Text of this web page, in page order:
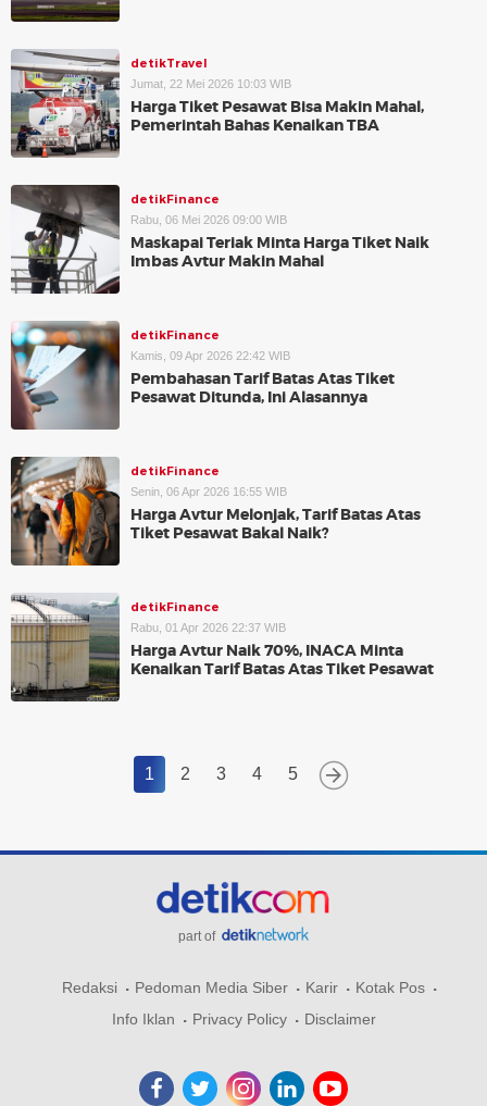
detikTravel
Jumat, 22 Mei 2026 10:03 WIB
Harga Tiket Pesawat Bisa Makin Mahal,
Pemerintah Bahas Kenaikan TBA
detikFinance
Rabu, 06 Mei 2026 09:00 WIB
Maskapai Teriak Minta Harga Tiket Naik
Imbas Avtur Makin Mahal
detikFinance
Kamis, 09 Apr 2026 22:42 WIB
Pembahasan Tarif Batas Atas Tiket
Pesawat Ditunda, Ini Alasannya
detikFinance
Senin, 06 Apr 2026 16:55 WIB
Harga Avtur Melonjak, Tarif Batas Atas
Tiket Pesawat Bakal Naik?
detikFinance
Rabu, 01 Apr 2026 22:37 WIB
Harga Avtur Naik 70%, INACA Minta
Kenaikan Tarif Batas Atas Tiket Pesawat
1 2 3 4 5
part of
Redaksi Pedoman Media Siber Karir
Kotak Pos
Info Iklan
Privacy Policy Disclaimer